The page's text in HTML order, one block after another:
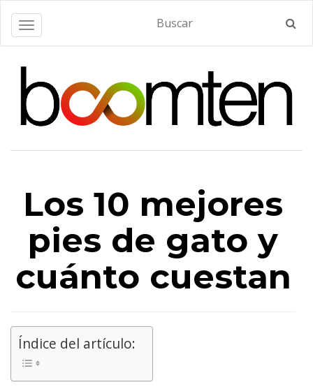
Alternar navegación
Los 10 mejores
pies de gato y
cuánto cuestan
Índice del artículo: